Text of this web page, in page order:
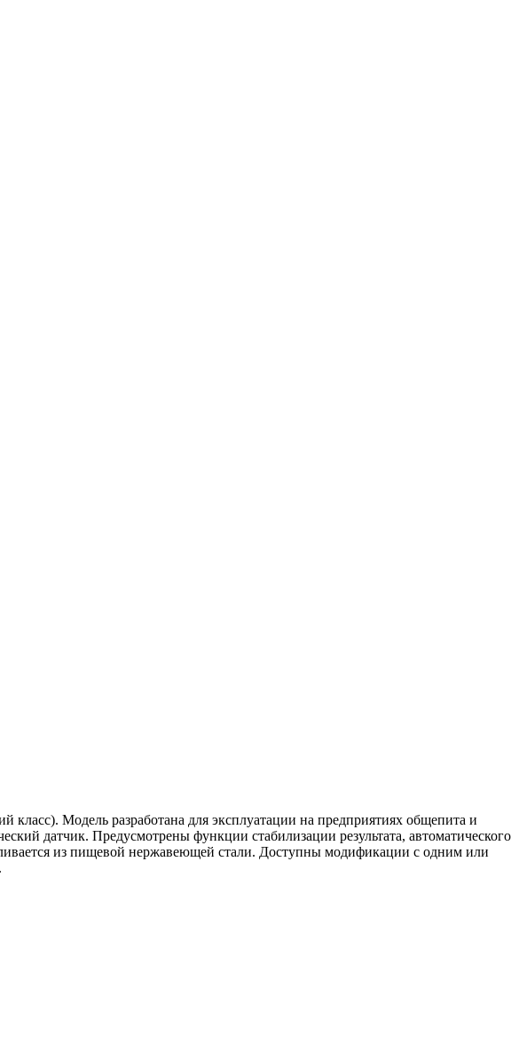
Модель разработана для эксплуатации на предприятиях общепита и
датчик. Предусмотрены функции стабилизации результата, автоматического
из пищевой нержавеющей стали. Доступны модификации с одним или